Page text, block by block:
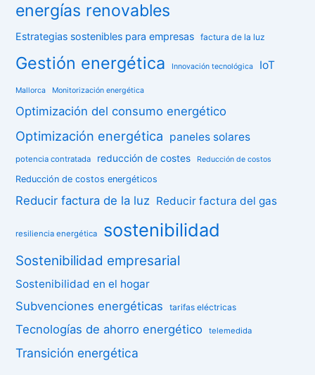
energías renovables
Estrategias sostenibles para empresas factura de la luz
Gestión energética Innovación tecnológica IoT
Mallorca Monitorización energética
Optimización del consumo energético
Optimización energética paneles solares
potencia contratada reducción de costes Reducción de costos
Reducción de costos energéticos
Reducir factura de la luz Reducir factura del gas
resiliencia energética sostenibilidad
Sostenibilidad empresarial
Sostenibilidad en el hogar
Subvenciones energéticas tarifas eléctricas
Tecnologías de ahorro energético telemedida
Transición energética